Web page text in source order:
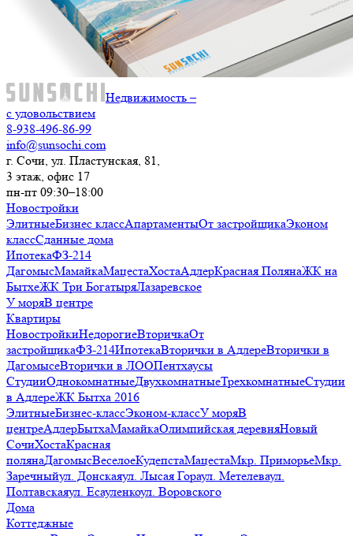
Недвижимость –
с удовольствием
8-938-496-86-99
info@sunsochi.com
г. Сочи, ул. Пластунская, 81,
3 этаж, офис 17
пн-пт 09:30–18:00
Новостройки
ЭлитныеБизнес классАпартаментыОт застройщикаЭконом
классСданные дома
ИпотекаФЗ-214
ДагомысМамайкаМацестаХостаАдлерКрасная ПолянаЖК на
БытхеЖК Три БогатыряЛазаревское
У моряВ центре
Квартиры
НовостройкиНедорогиеВторичкаОт
застройщикаФЗ-214ИпотекаВторички в АдлереВторички в
ДагомысеВторички в ЛООПентхаусы
СтудииОднокомнатныеДвухкомнатныеТрехкомнатныеСтудии
в АдлереЖК Бытха 2016
ЭлитныеБизнес-классЭконом-классУ моряВ
центреАдлерБытхаМамайкаОлимпийская деревняНовый
СочиХостаКрасная
полянаДагомысВеселоеКудепстаМацестаМкр. ПриморьеМкр.
Заречныйул. Донскаяул. Лысая Гораул. Метелеваул.
Полтавскаяул. Есауленкоул. Воровского
Дома
Коттеджные